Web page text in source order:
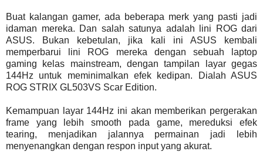
Buat kalangan gamer, ada beberapa merk yang pasti jadi
idaman mereka. Dan salah satunya adalah lini ROG dari
ASUS. Bukan kebetulan, jika kali ini ASUS kembali
memperbarui lini ROG mereka dengan sebuah laptop
gaming kelas mainstream, dengan tampilan layar gegas
144Hz untuk meminimalkan efek kedipan. Dialah ASUS
ROG STRIX GL503VS Scar Edition.
Kemampuan layar 144Hz ini akan memberikan pergerakan
frame yang lebih smooth pada game, mereduksi efek
tearing, menjadikan jalannya permainan jadi lebih
menyenangkan dengan respon input yang akurat.